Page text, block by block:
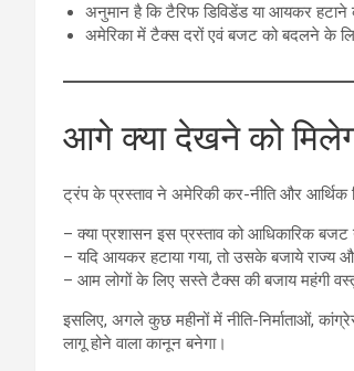
अनुमान है कि टैरिफ डिविडेंड या आयकर हटाने
अमेरिका में टैक्स दरों एवं बजट को बदलने के
आगे क्या देखने को
ट्रंप के प्रस्ताव ने अमेरिकी कर-नीति और आर्थिक
– क्या प्रशासन इस प्रस्ताव को आधिकारिक
– यदि आयकर हटाया गया, तो उसके बजाये
– आम लोगों के लिए सस्ते टैक्स की बजाय महंगी
इसलिए, अगले कुछ महीनों में नीति-निर्माताओं,
लागू होने वाला कानून बनेगा।